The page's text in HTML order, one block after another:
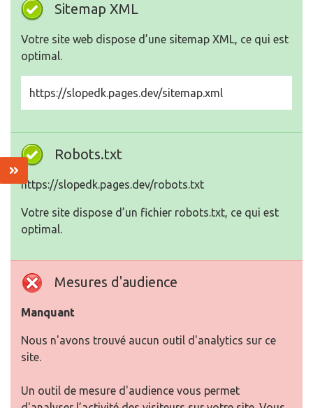
Sitemap XML
Votre site web dispose d’une sitemap XML, ce qui est
optimal.
https://slopedk.pages.dev/sitemap.xml
Robots.txt
https://slopedk.pages.dev/robots.txt
Votre site dispose d’un fichier robots.txt, ce qui est
optimal.
Mesures d'audience
Manquant
Nous n'avons trouvé aucun outil d'analytics sur ce
site.
Un outil de mesure d'audience vous permet